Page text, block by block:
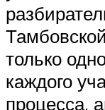
только
каждого
процесса,